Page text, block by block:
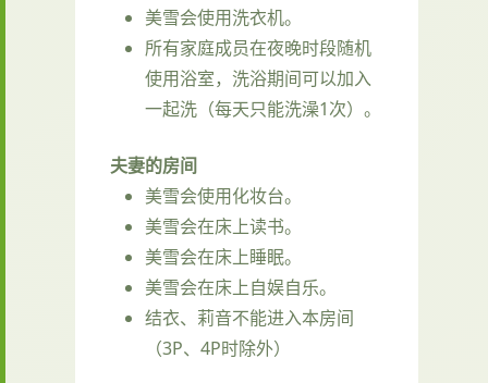
美雪会使用洗衣机。
所有家庭成员在夜晚时段随机
使用浴室，洗浴期间可以加入
一起洗（每天只能洗澡1次）。
夫妻的房间
美雪会使用化妆台。
美雪会在床上读书。
美雪会在床上睡眠。
美雪会在床上自娱自乐。
结衣、莉音不能进入本房间
（3P、4P时除外）